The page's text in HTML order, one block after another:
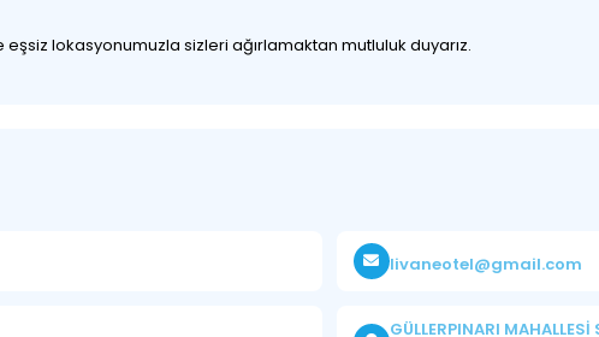
eşsiz lokasyonumuzla sizleri ağırlamaktan mutluluk duyarız.
livaneotel@gmail.com
GÜLLERPINARI